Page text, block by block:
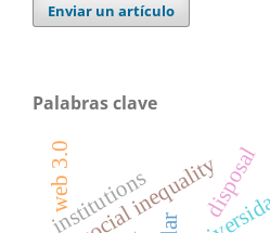
Enviar un artículo
Palabras clave
social inequality
institutions disposal
web 3.0